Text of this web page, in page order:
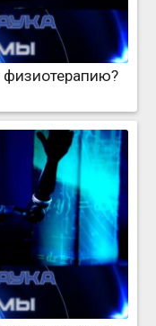
физиотерапию?